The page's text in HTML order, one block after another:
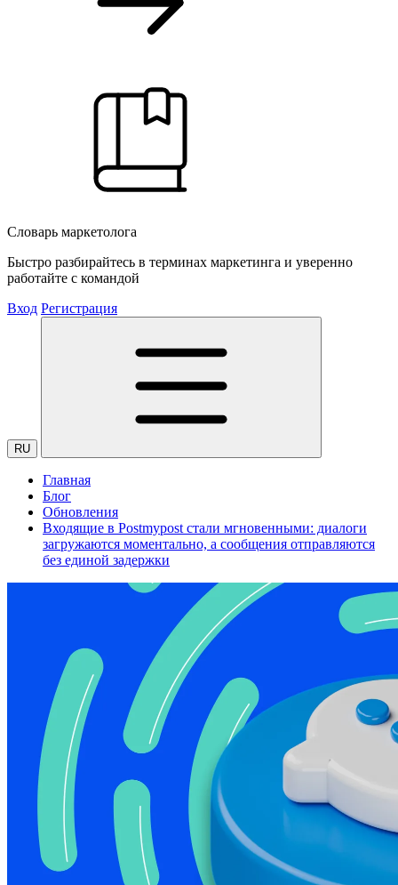
Словарь маркетолога
Быстро разбирайтесь в терминах маркетинга и уверенно
работайте с командой
Вход Регистрация
RU
Главная
Блог
Обновления
Входящие в Postmypost стали мгновенными: диалоги
загружаются моментально, а сообщения отправляются
без единой задержки